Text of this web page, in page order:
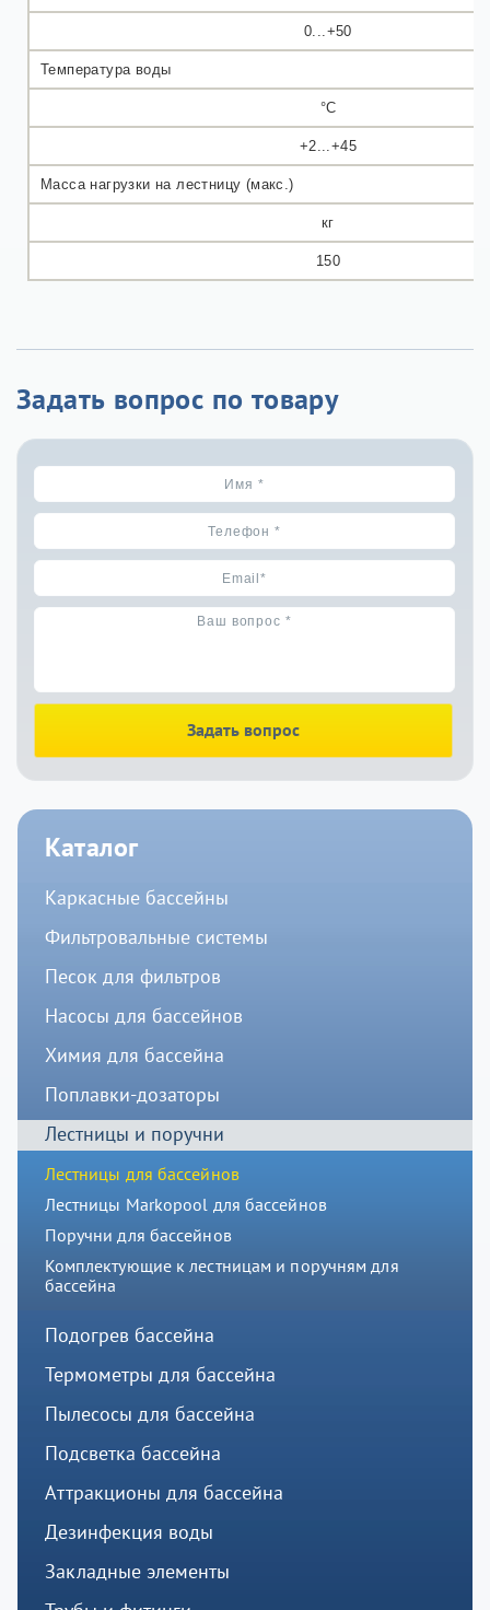
0...+50
Температура воды
°C
+2...+45
Масса нагрузки на лестницу (макс.)
кг
150
Задать вопрос по товару
Задать вопрос
Каталог
Каркасные бассейны
Фильтровальные системы
Песок для фильтров
Насосы для бассейнов
Химия для бассейна
Поплавки-дозаторы
Лестницы и поручни
Лестницы для бассейнов
Лестницы Markopool для бассейнов
Поручни для бассейнов
Комплектующие к лестницам и поручням для
бассейна
Подогрев бассейна
Термометры для бассейна
Пылесосы для бассейна
Подсветка бассейна
Аттракционы для бассейна
Дезинфекция воды
Закладные элементы